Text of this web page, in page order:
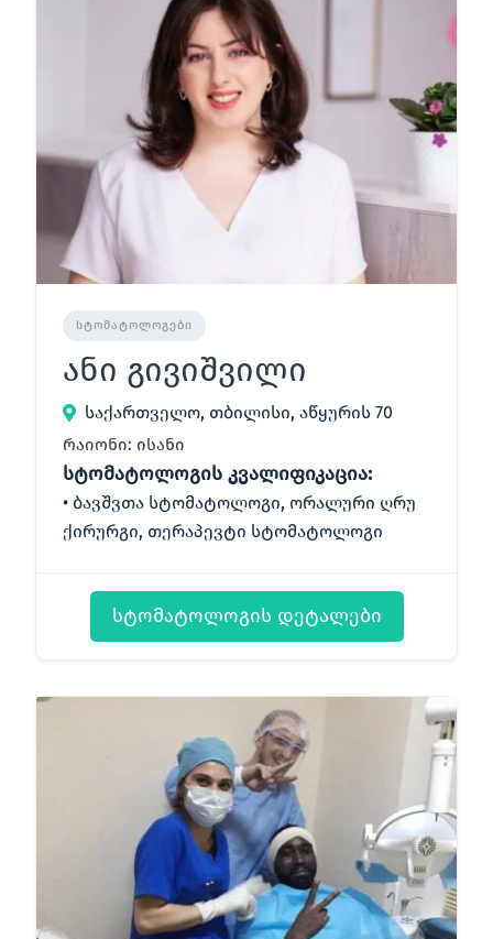
ᲡᲢᲝᲛᲐᲢᲝᲚᲝᲒᲔᲑᲘ
ანი გივიშვილი
საქართველო, თბილისი, აწყურის 70
რაიონი: ისანი
სტომატოლოგის კვალიფიკაცია:
ბავშვთა სტომატოლოგი, ორალური ღრუ
ქირურგი, თერაპევტი სტომატოლოგი
სტომატოლოგის დეტალები